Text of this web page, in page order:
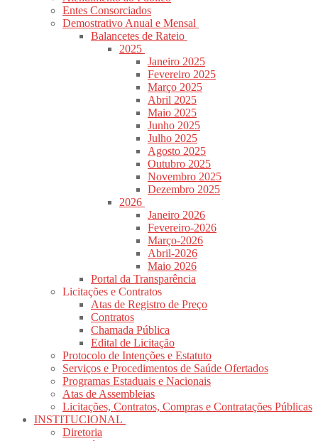
Entes Consorciados
Demostrativo Anual e Mensal
Balancetes de Rateio
2025
Janeiro 2025
Fevereiro 2025
Março 2025
Abril 2025
Maio 2025
Junho 2025
Julho 2025
Agosto 2025
Outubro 2025
Novembro 2025
Dezembro 2025
2026
Janeiro 2026
Fevereiro-2026
Março-2026
Abril-2026
Maio 2026
Portal da Transparência
Licitações e Contratos
Atas de Registro de Preço
Contratos
Chamada Pública
Edital de Licitação
Protocolo de Intenções e Estatuto
Serviços e Procedimentos de Saúde Ofertados
Programas Estaduais e Nacionais
Atas de Assembleias
Licitações, Contratos, Compras e Contratações Públicas
INSTITUCIONAL
Diretoria